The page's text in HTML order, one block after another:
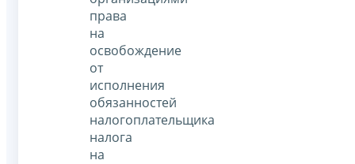
права
на
освобождение
от
исполнения
обязанностей
налогоплательщика
налога
на